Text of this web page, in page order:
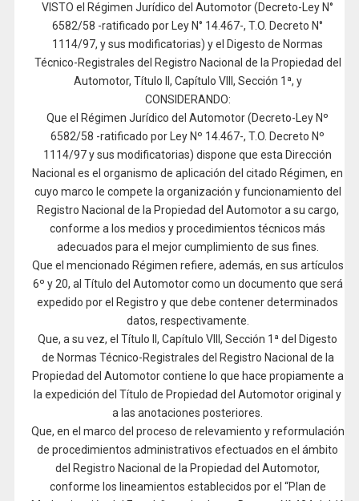
VISTO el Régimen Jurídico del Automotor (Decreto-Ley N°
6582/58 -ratificado por Ley N° 14.467-, T.O. Decreto N°
1114/97, y sus modificatorias) y el Digesto de Normas
Técnico-Registrales del Registro Nacional de la Propiedad del
Automotor, Título II, Capítulo VIII, Sección 1ª, y
CONSIDERANDO:
Que el Régimen Jurídico del Automotor (Decreto-Ley Nº
6582/58 -ratificado por Ley Nº 14.467-, T.O. Decreto Nº
1114/97 y sus modificatorias) dispone que esta Dirección
Nacional es el organismo de aplicación del citado Régimen, en
cuyo marco le compete la organización y funcionamiento del
Registro Nacional de la Propiedad del Automotor a su cargo,
conforme a los medios y procedimientos técnicos más
adecuados para el mejor cumplimiento de sus fines.
Que el mencionado Régimen refiere, además, en sus artículos
6º y 20, al Título del Automotor como un documento que será
expedido por el Registro y que debe contener determinados
datos, respectivamente.
Que, a su vez, el Título II, Capítulo VIII, Sección 1ª del Digesto
de Normas Técnico-Registrales del Registro Nacional de la
Propiedad del Automotor contiene lo que hace propiamente a
la expedición del Título de Propiedad del Automotor original y
a las anotaciones posteriores.
Que, en el marco del proceso de relevamiento y reformulación
de procedimientos administrativos efectuados en el ámbito
del Registro Nacional de la Propiedad del Automotor,
conforme los lineamientos establecidos por el “Plan de